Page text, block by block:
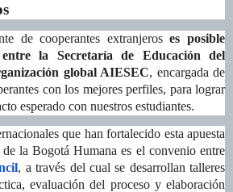
de cooperantes extranjeroses posible
entre la Secretaría de Educación del
global AIESEC, encargada de
con los mejores perfiles, para lograr
esperado con nuestros estudiantes.
que han fortalecido esta apuesta
la Bogotá Humana es el convenio entre
, a través del cual se desarrollan talleres
evaluación del proceso y elaboración